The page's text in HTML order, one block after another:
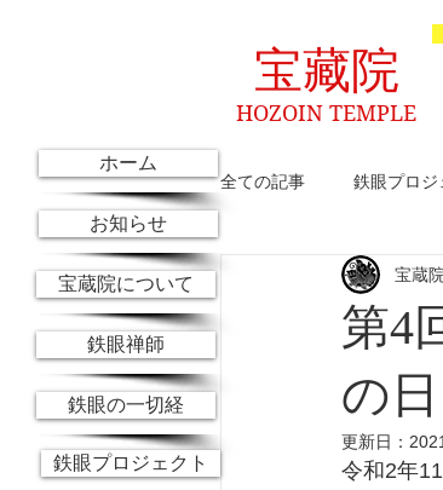
宝藏院
HOZOIN TEMPLE
全ての記事 鉄眼プロジ
これからのお知らせ
第4
の
宝蔵院
更新日：
令和2年
ホーム
お知らせ
宝蔵院について
鉄眼禅師
鉄眼の一切経
鉄眼プロジェクト